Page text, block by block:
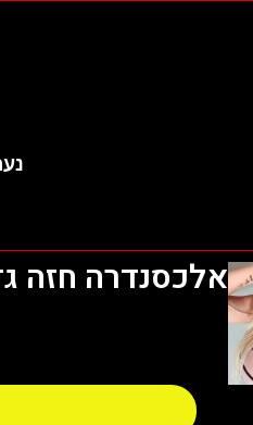
אלכסנדרה חזה